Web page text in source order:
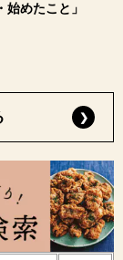
めたこと」